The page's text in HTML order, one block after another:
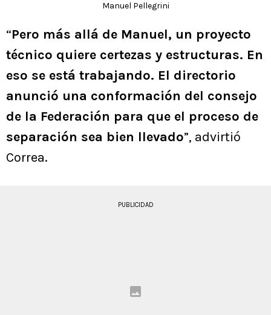
Manuel Pellegrini
“Pero más allá de Manuel, un proyecto
técnico quiere certezas y estructuras. En
eso se está trabajando. El directorio
anunció una conformación del consejo
de la Federación para que el proceso de
separación sea bien llevado”, advirtió
Correa.
PUBLICIDAD